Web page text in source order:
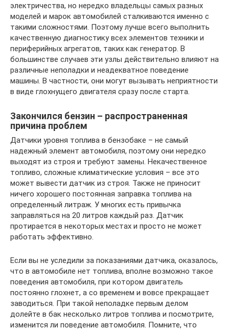
электричества, но нередко владельцы самых разных
моделей и марок автомобилей сталкиваются именно с
такими сложностями. Поэтому лучше всего выполнить
качественную диагностику всех элементов техники и
периферийных агрегатов, таких как генератор. В
большинстве случаев эти узлы действительно влияют на
различные неполадки и неадекватное поведение
машины. В частности, они могут вызывать неприятности
в виде глохнущего двигателя сразу после старта.
Закончился бензин – распространенная
причина проблем
Датчики уровня топлива в бензобаке – не самый
надежный элемент автомобиля, поэтому они нередко
выходят из строя и требуют замены. Некачественное
топливо, сложные климатические условия – все это
может вывести датчик из строя. Также не приносит
ничего хорошего постоянная заправка топлива на
определенный литраж. У многих есть привычка
заправляться на 20 литров каждый раз. Датчик
протирается в некоторых местах и просто не может
работать эффективно.
Если вы не уследили за показаниями датчика, оказалось,
что в автомобиле нет топлива, вполне возможно такое
поведения автомобиля, при котором двигатель
постоянно глохнет, а со временем и вовсе прекращает
заводиться. При такой неполадке первым делом
долейте в бак несколько литров топлива и посмотрите,
изменится ли поведение автомобиля. Помните, что